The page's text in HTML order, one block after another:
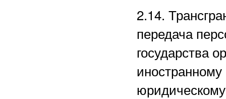
2.14.
передача
государства